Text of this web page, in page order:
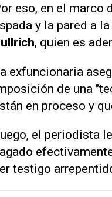
eso, en el marco
y la pared a
, quien es
exfuncionaria
de una
en proceso y
el periodista
testigo